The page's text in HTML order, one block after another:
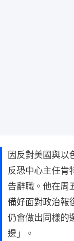
因反對美國與以
反恐中心主任肯
告辭職。他在周
備好面對政治報
仍會做出同樣的
邊」。